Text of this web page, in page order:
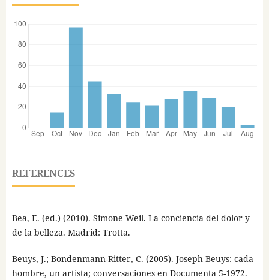
REFERENCES
Bea, E. (ed.) (2010). Simone Weil. La conciencia del dolor y
de la belleza. Madrid: Trotta.
Beuys, J.; Bondenmann-Ritter, C. (2005). Joseph Beuys: cada
hombre, un artista; conversaciones en Documenta 5-1972.